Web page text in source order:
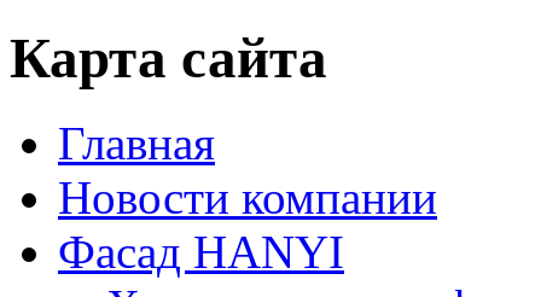
Карта сайта
Главная
Новости компании
Фасад HANYI